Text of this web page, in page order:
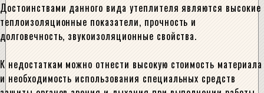
Достоинствами данного вида утеплителя являются высокие
теплоизоляционные показатели, прочность и
долговечность, звукоизоляционные свойства.
К недостаткам можно отнести высокую стоимость материала
и необходимость использования специальных средств